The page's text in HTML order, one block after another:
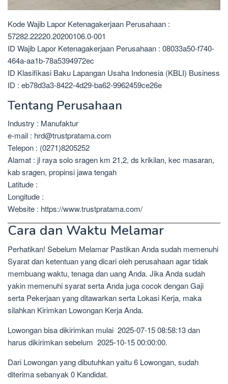
Kode Wajib Lapor Ketenagakerjaan Perusahaan :
57282.22220.20200106.0-001
ID Wajib Lapor Ketenagakerjaan Perusahaan : 08033a50-f740-
464a-aa1b-78a5394972ec
ID Klasifikasi Baku Lapangan Usaha Indonesia (KBLI) Business
ID : eb78d3a3-8422-4d29-ba62-9962459ce26e
Tentang Perusahaan
Industry : Manufaktur
e-mail : hrd@trustpratama.com
Telepon : (0271)8205252
Alamat : jl raya solo sragen km 21,2, ds krikilan, kec masaran,
kab sragen, propinsi jawa tengah
Latitude :
Longitude :
Website : https://www.trustpratama.com/
Cara dan Waktu Melamar
Perhatikan! Sebelum Melamar Pastikan Anda sudah memenuhi
Syarat dan ketentuan yang dicari oleh perusahaan agar tidak
membuang waktu, tenaga dan uang Anda. Jika Anda sudah
yakin memenuhi syarat serta Anda juga cocok dengan Gaji
serta Pekerjaan yang ditawarkan serta Lokasi Kerja, maka
silahkan Kirimkan Lowongan Kerja Anda.
Lowongan bisa dikirimkan mulai 2025-07-15 08:58:13 dan
harus dikirimkan sebelum 2025-10-15 00:00:00.
Dari Lowongan yang dibutuhkan yaitu 6 Lowongan, sudah
diterima sebanyak 0 Kandidat.